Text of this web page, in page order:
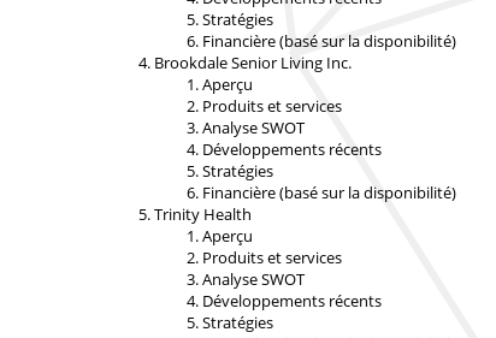
Stratégies
Financière (basé sur la disponibilité)
Brookdale Senior Living Inc.
Aperçu
Produits et services
Analyse SWOT
Développements récents
Stratégies
Financière (basé sur la disponibilité)
Trinity Health
Aperçu
Produits et services
Analyse SWOT
Développements récents
Stratégies